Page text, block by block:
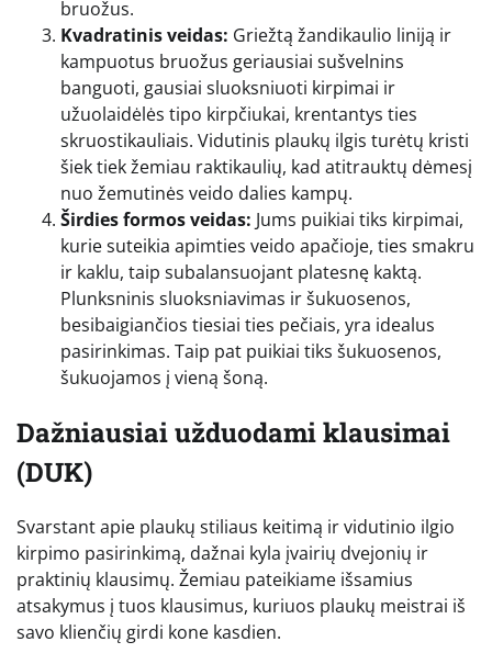
bruožus.
Kvadratinis veidas: Griežtą žandikaulio liniją ir
kampuotus bruožus geriausiai sušvelnins
banguoti, gausiai sluoksniuoti kirpimai ir
užuolaidėlės tipo kirpčiukai, krentantys ties
skruostikauliais. Vidutinis plaukų ilgis turėtų kristi
šiek tiek žemiau raktikaulių, kad atitrauktų dėmesį
nuo žemutinės veido dalies kampų.
Širdies formos veidas: Jums puikiai tiks kirpimai,
kurie suteikia apimties veido apačioje, ties smakru
ir kaklu, taip subalansuojant platesnę kaktą.
Plunksninis sluoksniavimas ir šukuosenos,
besibaigiančios tiesiai ties pečiais, yra idealus
pasirinkimas. Taip pat puikiai tiks šukuosenos,
šukuojamos į vieną šoną.
Dažniausiai užduodami klausimai
(DUK)
Svarstant apie plaukų stiliaus keitimą ir vidutinio ilgio
kirpimo pasirinkimą, dažnai kyla įvairių dvejonių ir
praktinių klausimų. Žemiau pateikiame išsamius
atsakymus į tuos klausimus, kuriuos plaukų meistrai iš
savo klienčių girdi kone kasdien.